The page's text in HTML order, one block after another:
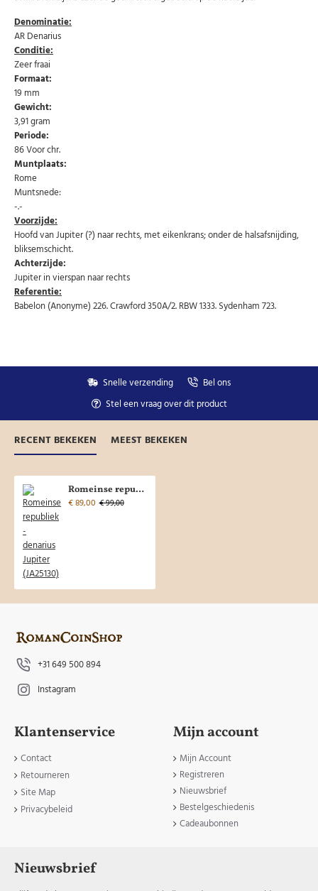
Uw gegevens worden niet gedeeld met derden
Denominatie:
AR Denarius
Conditie:
Zeer fraai
Formaat:
19 mm
Gewicht:
3,91 gram
Periode:
86 Voor chr.
Muntplaats:
Rome
Muntsnede:
-.-
Voorzijde:
Hoofd van Jupiter (?) naar rechts, met eikenkrans; onder de halsafsnijding,
bliksemschicht.
Achterzijde:
Jupiter in vierspan naar rechts
Referentie:
Babelon (Anonyme) 226. Crawford 350A/2. RBW 1333. Sydenham 723.
Snelle verzending
Bel ons
Stel een vraag over dit product
RECENT BEKEKEN MEEST BEKEKEN
Romeinse republiek - denarius Jupiter (JA25130)
€ 89,00 € 99,00
+31 649 500 894
Instagram
Klantenservice
Contact
Retourneren
Site Map
Privacybeleid
Mijn account
Mijn Account
Registreren
Nieuwsbrief
Bestelgeschiedenis
Cadeaubonnen
Nieuwsbrief